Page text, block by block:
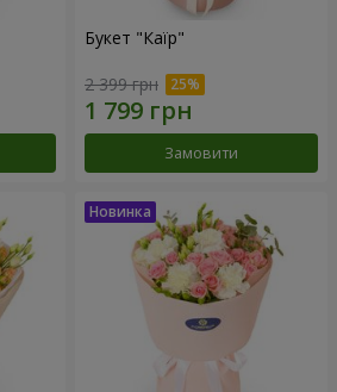
Букет "Каїр"
2 399 грн
Замовити